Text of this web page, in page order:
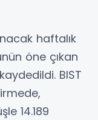
haftalık
öne çıkan
BIST
14.189